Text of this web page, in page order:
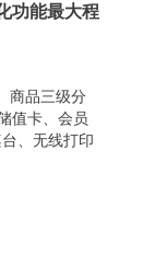
功能最大程
商品三级分
值卡、会员
、无线打印